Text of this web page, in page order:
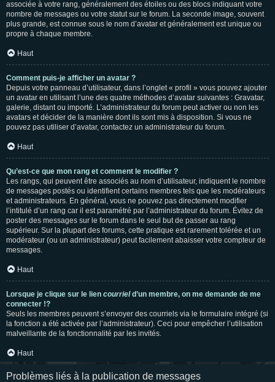
associée à votre rang, généralement des étoiles ou des blocs indiquant votre
nombre de messages ou votre statut sur le forum. La seconde image, souvent
plus grande, est connue sous le nom d’avatar et généralement est unique ou
propre à chaque membre.
Haut
Comment puis-je afficher un avatar ?
Depuis votre panneau d’utilisateur, dans l’onglet « profil » vous pouvez ajouter
un avatar en utilisant l’une des quatre méthodes d’avatar suivantes : Gravatar,
galerie, distant ou importé. L’administrateur du forum peut activer ou non les
avatars et décider de la manière dont ils sont mis à disposition. Si vous ne
pouvez pas utiliser d’avatar, contactez un administrateur du forum.
Haut
Qu’est-ce que mon rang et comment le modifier ?
Les rangs, qui peuvent être associés au nom d’utilisateur, indiquent le nombre
de messages postés ou identifient certains membres tels que les modérateurs
et administrateurs. En général, vous ne pouvez pas directement modifier
l’intitulé d’un rang car il est paramétré par l’administrateur du forum. Évitez de
poster des messages sur le forum dans le seul but de passer au rang
supérieur. Sur la plupart des forums, cette pratique est rarement tolérée et un
modérateur (ou un administrateur) peut facilement abaisser votre compteur de
messages.
Haut
Lorsque je clique sur le lien courrield’un membre, on me demande de me
connecter !?
Seuls les membres peuvent s’envoyer des courriels via le formulaire intégré (si
la fonction a été activée par l’administrateur). Ceci pour empêcher l’utilisation
malveillante de la fonctionnalité par les invités.
Haut
Problèmes liés à la publication de messages